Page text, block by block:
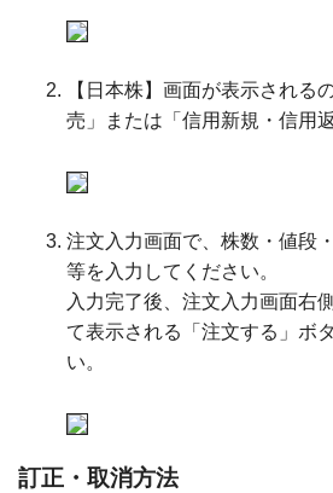
【日本株】画面が表示される
売」または「信用新規・信用
注文入力画面で、株数・値段
等を入力してください。
入力完了後、注文入力画面右
て表示される「注文する」ボ
い。
訂正・取消方法